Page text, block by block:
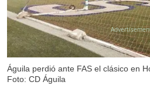
Águila perdió ante FAS el clásico en
Foto: CD Águila